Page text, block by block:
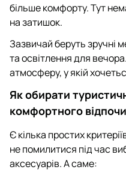
більше комфорту. Тут
на затишок.
Зазвичай беруть зручні
та освітлення для
атмосферу, у якій
Як обирати
комфортного
Є кілька простих
не помилитися під час
аксесуарів. А саме: